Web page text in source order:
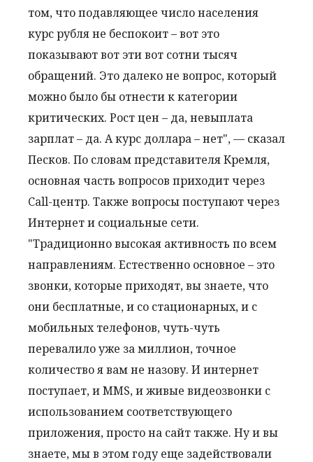
том, что подавляющее число населения
курс рубля не беспокоит – вот это
показывают вот эти вот сотни тысяч
обращений. Это далеко не вопрос, который
можно было бы отнести к категории
критических. Рост цен – да, невыплата
зарплат – да. А курс доллара – нет", — сказал
Песков. По словам представителя Кремля,
основная часть вопросов приходит через
Call-центр. Также вопросы поступают через
Интернет и социальные сети.
"Традиционно высокая активность по всем
направлениям. Естественно основное – это
звонки, которые приходят, вы знаете, что
они бесплатные, и со стационарных, и с
мобильных телефонов, чуть-чуть
перевалило уже за миллион, точное
количество я вам не назову. И интернет
поступает, и MMS, и живые видеозвонки с
использованием соответствующего
приложения, просто на сайт также. Ну и вы
знаете, мы в этом году еще задействовали